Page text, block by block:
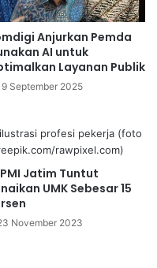
Anjurkan Pemda
AI untuk
Layanan Publik
September 2025
Jatim Tuntut
UMK Sebesar 15
November 2023